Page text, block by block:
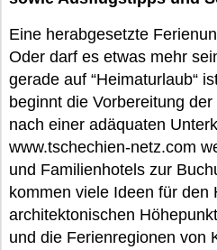
Eine herabgesetzte
Oder darf es etwas mehr
gerade auf “Heimaturlaub“
beginnt die Vorbereitung
nach einer adäquaten
www.tschechien-netz.com
und Familienhotels zur
kommen viele Ideen für den
architektonischen
und die Ferienregionen von